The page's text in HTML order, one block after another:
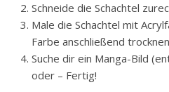
Schneide die Schachtel
Male die Schachtel mit
Farbe anschließend trocknen
Suche dir ein Manga-Bild
oder – Fertig!